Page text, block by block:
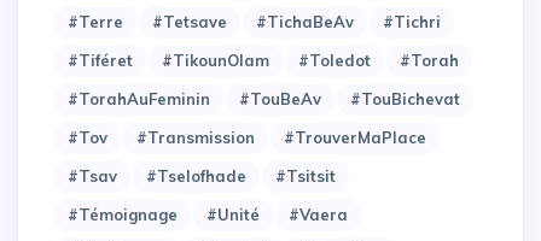
#Terre
#Tetsave #TichaBeAv
#Tichri
#Tiféret
#TikounOlam #Toledot
#Torah
#TorahAuFeminin
#TouBeAv
#TouBichevat
#Tov
#Transmission
#TrouverMaPlace
#Tsav
#Tselofhade
#Tsitsit
#Témoignage
#Unité
#Vaera